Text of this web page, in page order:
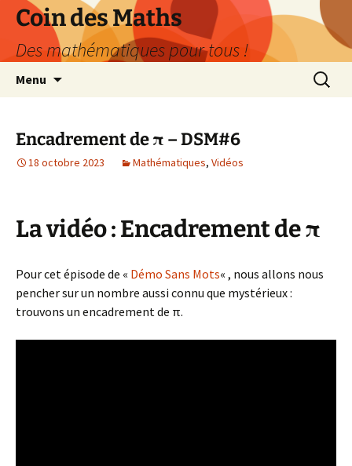
Aller
contenu
Coin des Maths
Des mathématiques pour tous !
Menu
Encadrement de π – DSM#6
18 octobre 2023 Mathématiques, Vidéos
La vidéo : Encadrement de π
Pour cet épisode de « Démo Sans Mots« , nous allons nous
pencher sur un nombre aussi connu que mystérieux :
trouvons un encadrement de π.